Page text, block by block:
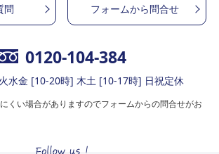
問 フォームから問合せ
0120-104-384
水金 [10-20時] 木土 [10-17時] 日祝定休
くい場合がありますのでフォームからの問合せがお